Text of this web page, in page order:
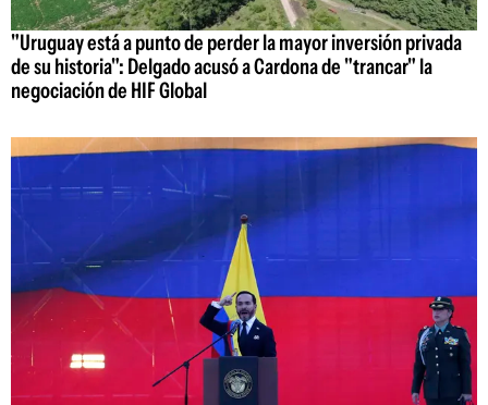
"Uruguay está a punto de perder la mayor inversión privada
de su historia": Delgado acusó a Cardona de "trancar" la
negociación de HIF Global